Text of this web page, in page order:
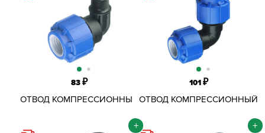
83₽
ОТВОД КОМПРЕССИОННЫЙ
101₽
ОТВОД КОМПРЕССИОННЫЙ
+ +